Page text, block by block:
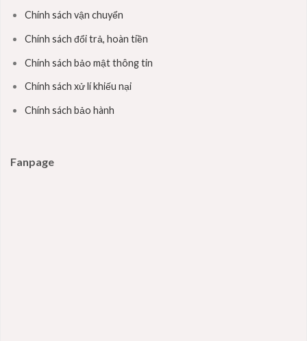
Chính sách vận chuyển
Chính sách đổi trả, hoàn tiền
Chính sách bảo mật thông tin
Chính sách xử lí khiếu nại
Chính sách bảo hành
Fanpage